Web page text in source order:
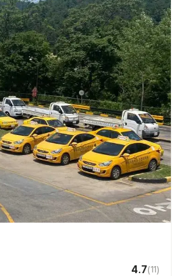
4.7(11)